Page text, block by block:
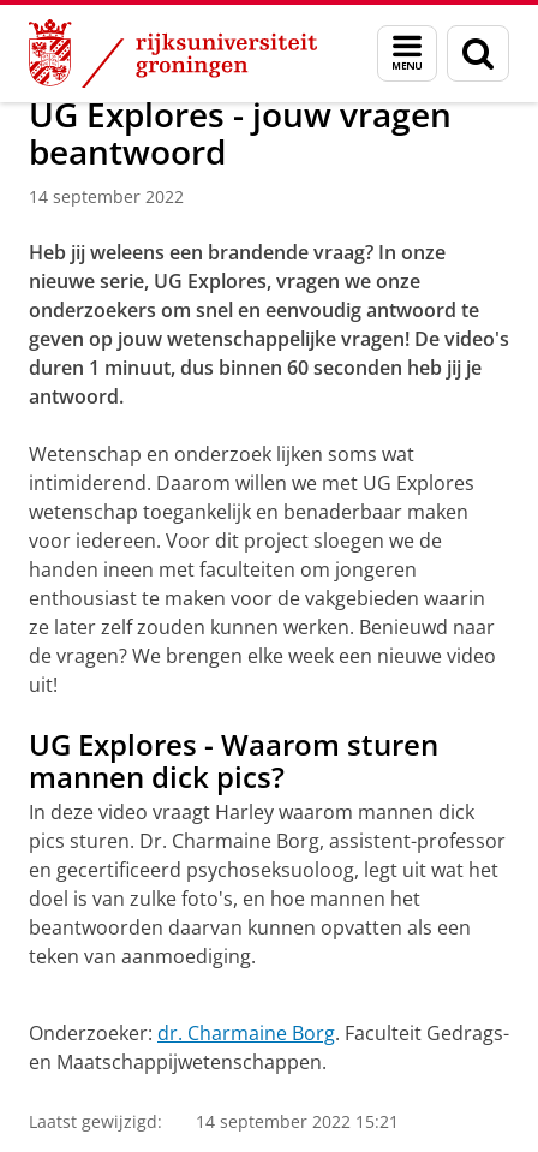
Skip
Content
Skip
Navigation
Menu
en
zoeken
Over ons Actueel Nieuws
UG Explores - jouw vragen
beantwoord
14 september 2022
Heb jij weleens een brandende vraag? In onze
nieuwe serie, UG Explores, vragen we onze
onderzoekers om snel en eenvoudig antwoord te
geven op jouw wetenschappelijke vragen! De video's
duren 1 minuut, dus binnen 60 seconden heb jij je
antwoord.
Wetenschap en onderzoek lijken soms wat
intimiderend. Daarom willen we met UG Explores
wetenschap toegankelijk en benaderbaar maken
voor iedereen. Voor dit project sloegen we de
handen ineen met faculteiten om jongeren
enthousiast te maken voor de vakgebieden waarin
ze later zelf zouden kunnen werken. Benieuwd naar
de vragen? We brengen elke week een nieuwe video
uit!
UG Explores - Waarom sturen
mannen dick pics?
In deze video vraagt Harley waarom mannen dick
pics sturen. Dr. Charmaine Borg, assistent-professor
en gecertificeerd psychoseksuoloog, legt uit wat het
doel is van zulke foto's, en hoe mannen het
beantwoorden daarvan kunnen opvatten als een
teken van aanmoediging.
Onderzoeker: dr. Charmaine Borg. Faculteit Gedrags-
en Maatschappijwetenschappen.
Laatst gewijzigd: 14 september 2022 15:21